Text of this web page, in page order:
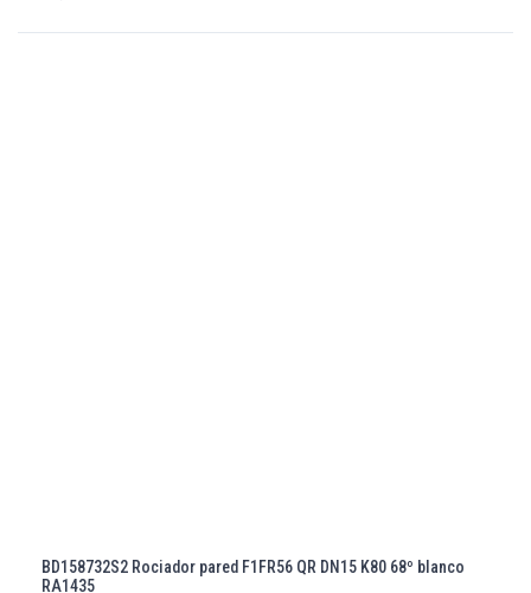
BD158732S2 Rociador pared F1FR56 QR DN15 K80 68º blanco
RA1435